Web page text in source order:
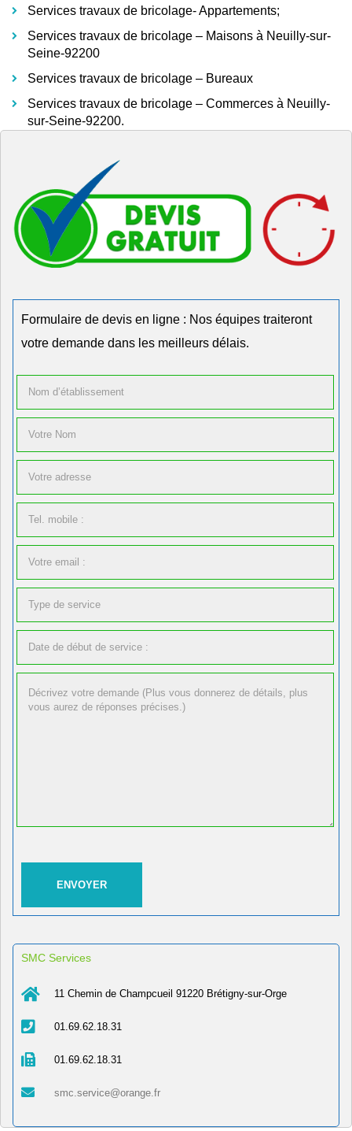
Services travaux de bricolage- Appartements;
Services travaux de bricolage – Maisons à Neuilly-sur-
Seine-92200
Services travaux de bricolage – Bureaux
Services travaux de bricolage – Commerces à Neuilly-
sur-Seine-92200.
Formulaire de devis en ligne : Nos équipes traiteront
votre demande dans les meilleurs délais.
SMC Services
11 Chemin de Champcueil 91220 Brétigny-sur-Orge
01.69.62.18.31
01.69.62.18.31
smc.service@orange.fr